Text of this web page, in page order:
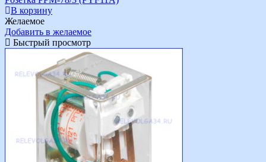
В корзину
Желаемое
Добавить в желаемое
Быстрый просмотр